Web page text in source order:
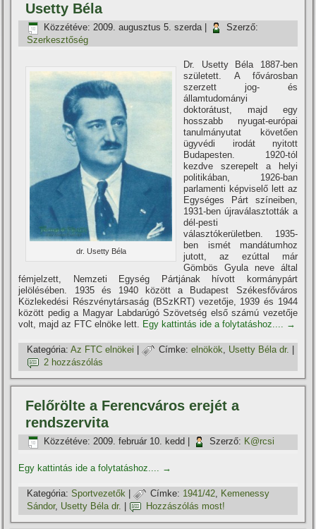
Usetty Béla
Közzétéve: 2009. augusztus 5. szerda|
Szerző:
Szerkesztőség
dr. Usetty Béla
Dr. Usetty Béla 1887-ben
született. A fővárosban
szerzett jog- és
államtudományi
doktorátust, majd egy
hosszabb nyugat-európai
tanulmányutat követően
ügyvédi irodát nyitott
Budapesten. 1920-tól
kezdve szerepelt a helyi
politikában, 1926-ban
parlamenti képviselő lett az
Egységes Párt szí­neiben,
1931-ben újraválasztották a
dél-pesti
választókerületben. 1935-
ben ismét mandátumhoz
jutott, az ezúttal már
Gömbös Gyula neve által
fémjelzett, Nemzeti Egység Pártjának hí­vott kormánypárt
jelölésében. 1935 és 1940 között a Budapest Székesfőváros
Közlekedési Részvénytársaság (BSzKRT) vezetője, 1939 és 1944
között pedig a Magyar Labdarúgó Szövetség első számú vezetője
volt, majd az FTC elnöke lett. Egy kattintás ide a folytatáshoz.... →
Kategória: Az FTC elnökei | Címke: elnökök, Usetty Béla dr.
2 hozzászólás
Felőrölte a Ferencváros erejét a
rendszervita
Közzétéve: 2009. február 10. kedd Szerző: K@rcsi
Egy kattintás ide a folytatáshoz.... →
Kategória: Sportvezetők | Címke: 1941/42, Kemenessy
Sándor, Usetty Béla dr. Hozzászólás most!